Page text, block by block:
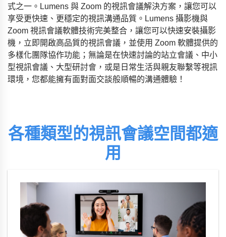
式之一。Lumens 與 Zoom 的視訊會議解決方案，讓您可以
享受更快速、更穩定的視訊溝通品質。Lumens 攝影機與
Zoom 視訊會議軟體技術完美整合，讓您可以快速安裝攝影
機，立即開啟高品質的視訊會議，並使用 Zoom 軟體提供的
多樣化團隊協作功能；無論是在快速討論的站立會議、中小
型視訊會議、大型研討會，或是日常生活與親友聯繫等視訊
環境，您都能擁有面對面交談般順暢的溝通體驗！
各種類型的視訊會議空間都適
用